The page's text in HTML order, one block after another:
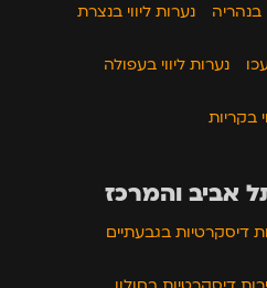
בנהריה נערות ליווי בנצרת
נערות ליווי בעפולה
בקריות
אביב והמרכז
דיסקרטיות בגבעתיים